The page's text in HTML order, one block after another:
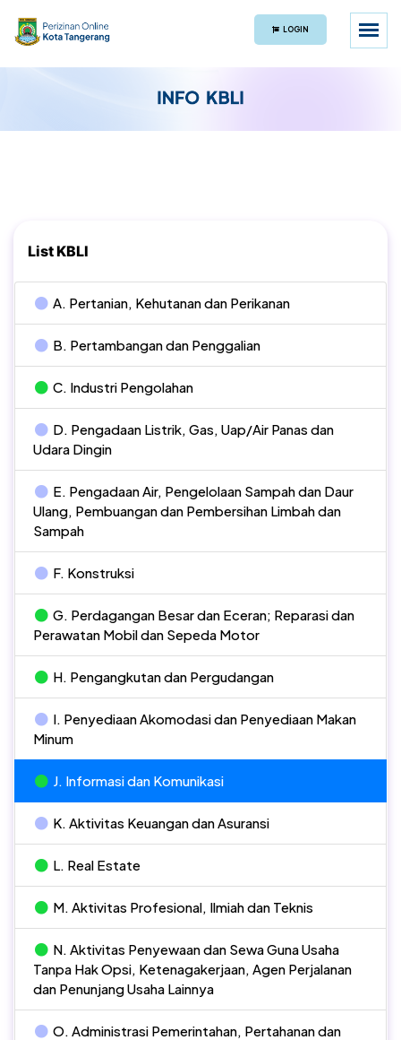
LOGIN
List KBLI
A. Pertanian, Kehutanan dan Perikanan
B. Pertambangan dan Penggalian
C. Industri Pengolahan
D. Pengadaan Listrik, Gas, Uap/Air Panas dan
Udara Dingin
E. Pengadaan Air, Pengelolaan Sampah dan Daur
Ulang, Pembuangan dan Pembersihan Limbah dan
Sampah
F. Konstruksi
G. Perdagangan Besar dan Eceran; Reparasi dan
Perawatan Mobil dan Sepeda Motor
H. Pengangkutan dan Pergudangan
I. Penyediaan Akomodasi dan Penyediaan Makan
Minum
J. Informasi dan Komunikasi
K. Aktivitas Keuangan dan Asuransi
L. Real Estate
M. Aktivitas Profesional, Ilmiah dan Teknis
N. Aktivitas Penyewaan dan Sewa Guna Usaha
Tanpa Hak Opsi, Ketenagakerjaan, Agen Perjalanan
dan Penunjang Usaha Lainnya
O. Administrasi Pemerintahan, Pertahanan dan